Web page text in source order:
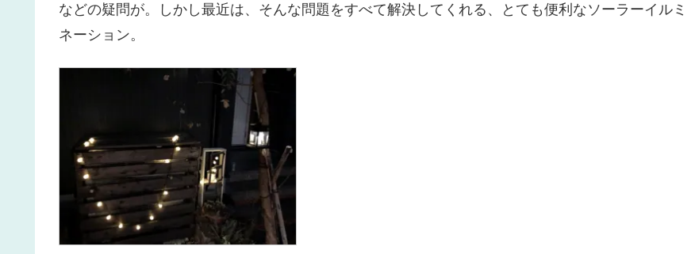
などの疑問が。しかし最近は、そんな問題をすべて解決してくれる、とても便利なソーラーイルミ
ネーション。